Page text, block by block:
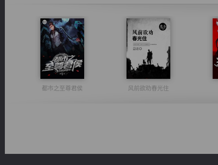
都市之至尊君侯 风前欲劝春光住